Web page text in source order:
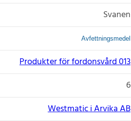
Svanen
Avfettningsmedel
Produkter för fordonsvård 013
6
Westmatic i Arvika AB